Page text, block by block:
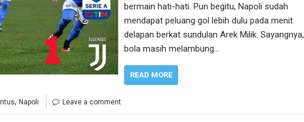
bermain hati-hati. Pun begitu, Napoli sudah
mendapat peluang gol lebih dulu pada menit
delapan berkat sundulan Arek Milik. Sayangnya,
bola masih melambung…
READ MORE
, Napoli Leave a comment